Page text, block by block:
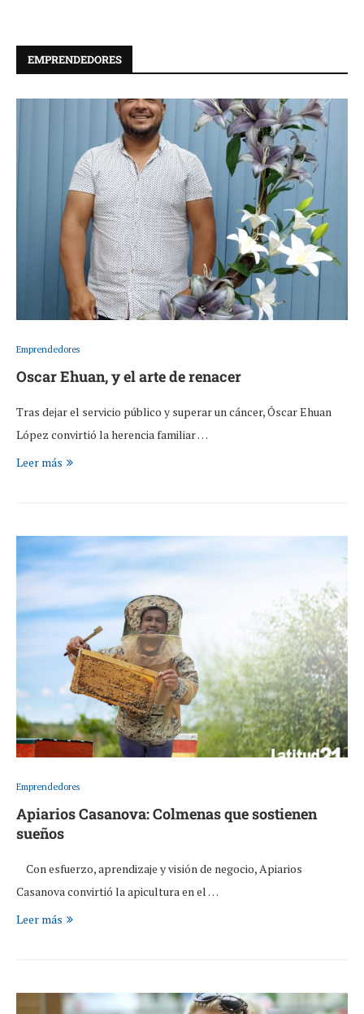
EMPRENDEDORES
Emprendedores
Oscar Ehuan, y el arte de renacer
Tras dejar el servicio público y superar un cáncer, Óscar Ehuan
López convirtió la herencia familiar …
Leer más
Emprendedores
Apiarios Casanova: Colmenas que sostienen
sueños
Con esfuerzo, aprendizaje y visión de negocio, Apiarios
Casanova convirtió la apicultura en el …
Leer más